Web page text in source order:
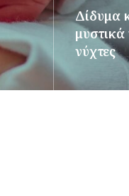
Δίδυμα
μυστικά
νύχτες
ΠΕΡΙΣΣΌΤΕΡΑ